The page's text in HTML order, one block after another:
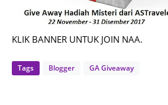
KLIK BANNER UNTUK JOIN NAA.
Tags Blogger GA Giveaway